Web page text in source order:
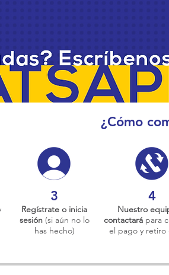
¿Cómo
3
Regístrate o inicia
sesión(si aún no lo
has hecho)
4
Nuestro
contactará para
el pago y retiro